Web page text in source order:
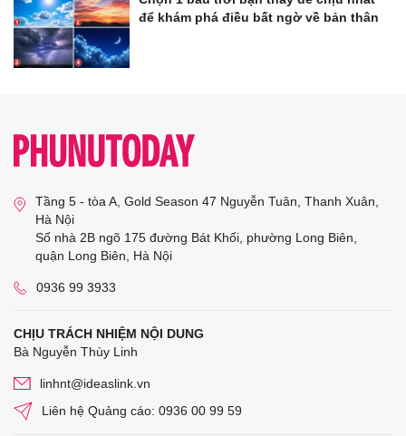
để khám phá điều bất ngờ về bản thân
Tầng 5 - tòa A, Gold Season 47 Nguyễn Tuân, Thanh Xuân,
Hà Nội
Số nhà 2B ngõ 175 đường Bát Khối, phường Long Biên,
quận Long Biên, Hà Nội
0936 99 3933
CHỊU TRÁCH NHIỆM NỘI DUNG
Bà Nguyễn Thùy Linh
linhnt@ideaslink.vn
Liên hệ Quảng cáo: 0936 00 99 59